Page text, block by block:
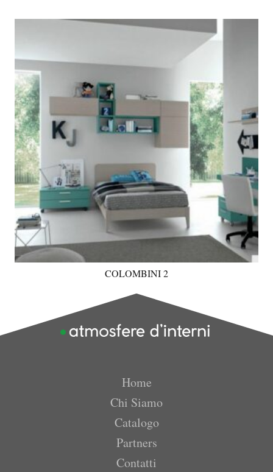
COLOMBINI 2
Home
Chi Siamo
Catalogo
Partners
Contatti